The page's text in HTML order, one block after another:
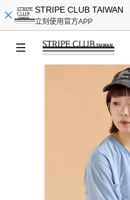
STRIPE CLUB TAIWAN
立刻使用官方APP